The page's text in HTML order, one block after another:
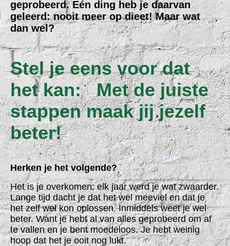
geprobeerd.Eén ding heb je daarvan
geleerd:nooit meer op dieet!Maar wat
dan wel?
Stel je eens voor dat
het kan:Met de juiste
stappen maak jij jezelf
beter!
Herken je het volgende?
Het is je overkomen, elk jaar werd je wat zwaarder.
Lange tijd dacht je dat het wel meeviel en dat je
het zelf wel kon oplossen. Inmiddels weet je wel
beter. Want je hebt al van alles geprobeerd om af
te vallen en je bent moedeloos. Je hebt weinig
hoop dat het je ooit nog lukt.